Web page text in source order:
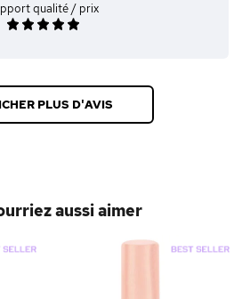
qualité / prix
PLUS D'AVIS
aussi aimer